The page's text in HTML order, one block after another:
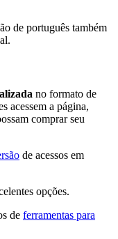
de português também
no formato de
acessem a página,
comprar seu
de acessos em
opções.
de ferramentas para